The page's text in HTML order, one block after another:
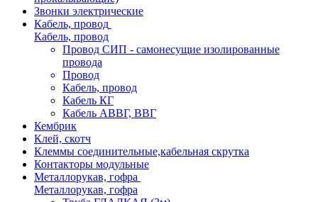
Звонки электрические
Кабель, провод
Кабель, провод
Провод СИП - самонесущие изолированные
провода
Провод
Кабель, провод
Кабель КГ
Кабель АВВГ, ВВГ
Кембрик
Клей, скотч
Клеммы соединительные,кабельная скрутка
Контакторы модульные
Металлорукав, гофра
Металлорукав, гофра